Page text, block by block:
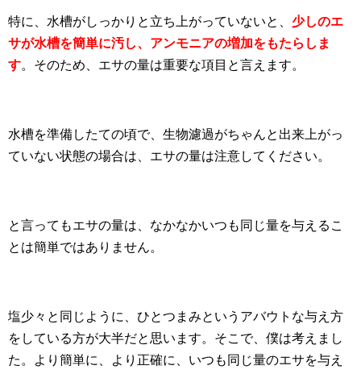
特に、水槽がしっかりと立ち上がっていないと、 少しのエ
サが水槽を簡単に汚し、アンモニアの増加をもたらしま
す。そのため、エサの量は重要な項目と言えます。
水槽を準備したての頃で、生物濾過がちゃんと出来上がっ
ていない状態の場合は、エサの量は注意してください。
と言ってもエサの量は、なかなかいつも同じ量を与えるこ
とは簡単ではありません。
塩少々と同じように、ひとつまみというアバウトな与え方
をしている方が大半だと思います。そこで、僕は考えまし
た。より簡単に、より正確に、いつも同じ量のエサを与え